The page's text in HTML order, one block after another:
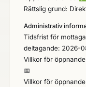
Rättslig grund:
Administrativ
Tidsfrist för
deltagande: 2026-
Villkor för
📅
Villkor för